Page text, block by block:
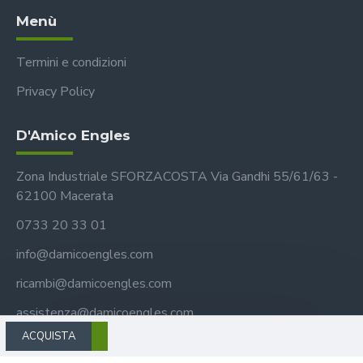
ACQUISTA
Menù
Termini e condizioni
Privacy Policy
D'Amico Engles
Zona Industriale SFORZACOSTA Via Gandhi 55/61/63 -
62100 Macerata
0733 20 33 01
info@damicoengles.com
ricambi@damicoengles.com
assistenza@damicoengles.com